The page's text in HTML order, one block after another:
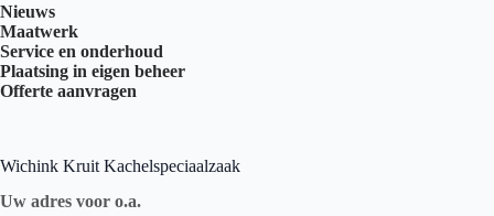
Nieuws
Maatwerk
Service en onderhoud
Plaatsing in eigen beheer
Offerte aanvragen
Wichink Kruit Kachelspeciaalzaak
Uw adres voor o.a.